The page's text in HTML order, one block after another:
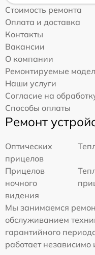
Стоимость ремонта
Оплата и доставка
Контакты
Вакансии
О компании
Ремонтируемые
Наши услуги
Согласие на
Способы оплаты
Ремонт
Оптических
прицелов
Прицелов
ночного
видения
Мы занимаемся
обслуживанием
гарантийного
работает